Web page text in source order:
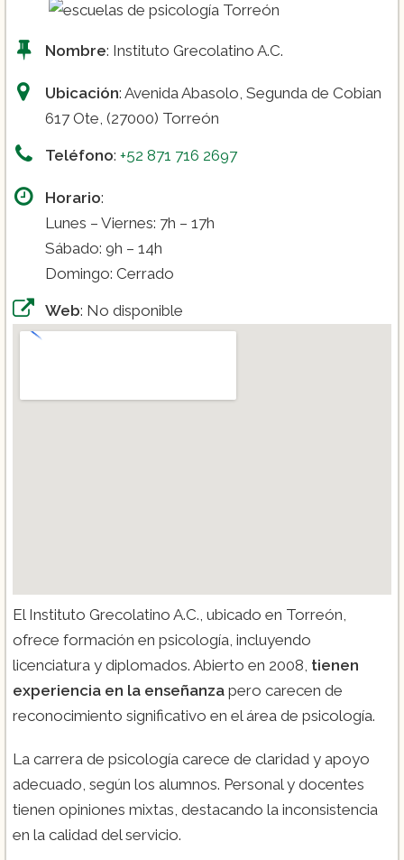
Nombre: Instituto Grecolatino A.C.
Ubicación: Avenida Abasolo, Segunda de Cobian
617 Ote, (27000) Torreón
Teléfono: +52 871 716 2697
Horario:
Lunes – Viernes: 7h – 17h
Sábado: 9h – 14h
Domingo: Cerrado
Web: No disponible
El Instituto Grecolatino A.C., ubicado en Torreón,
ofrece formación en psicología, incluyendo
licenciatura y diplomados. Abierto en 2008, tienen
experiencia en la enseñanza pero carecen de
reconocimiento significativo en el área de psicología.
La carrera de psicología carece de claridad y apoyo
adecuado, según los alumnos. Personal y docentes
tienen opiniones mixtas, destacando la inconsistencia
en la calidad del servicio.